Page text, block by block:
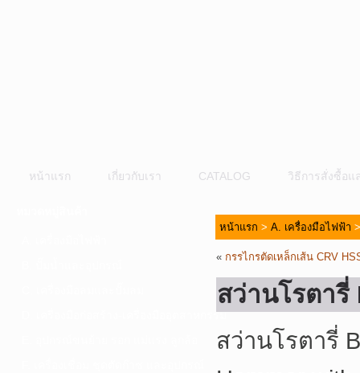
หน้าแรก เกี่ยวกับเรา CATALOG วิธีการสั่งซื้อแ
D. เครื่องมือก่อสร้าง-เครื่องมืออุตสาหกรรม
หน้าแรก > A. เครื่องมือไฟฟ้า
« กรรไกรตัดเหล็กเส้น CRV
สว่านโรตารี่
สว่านโรตารี่